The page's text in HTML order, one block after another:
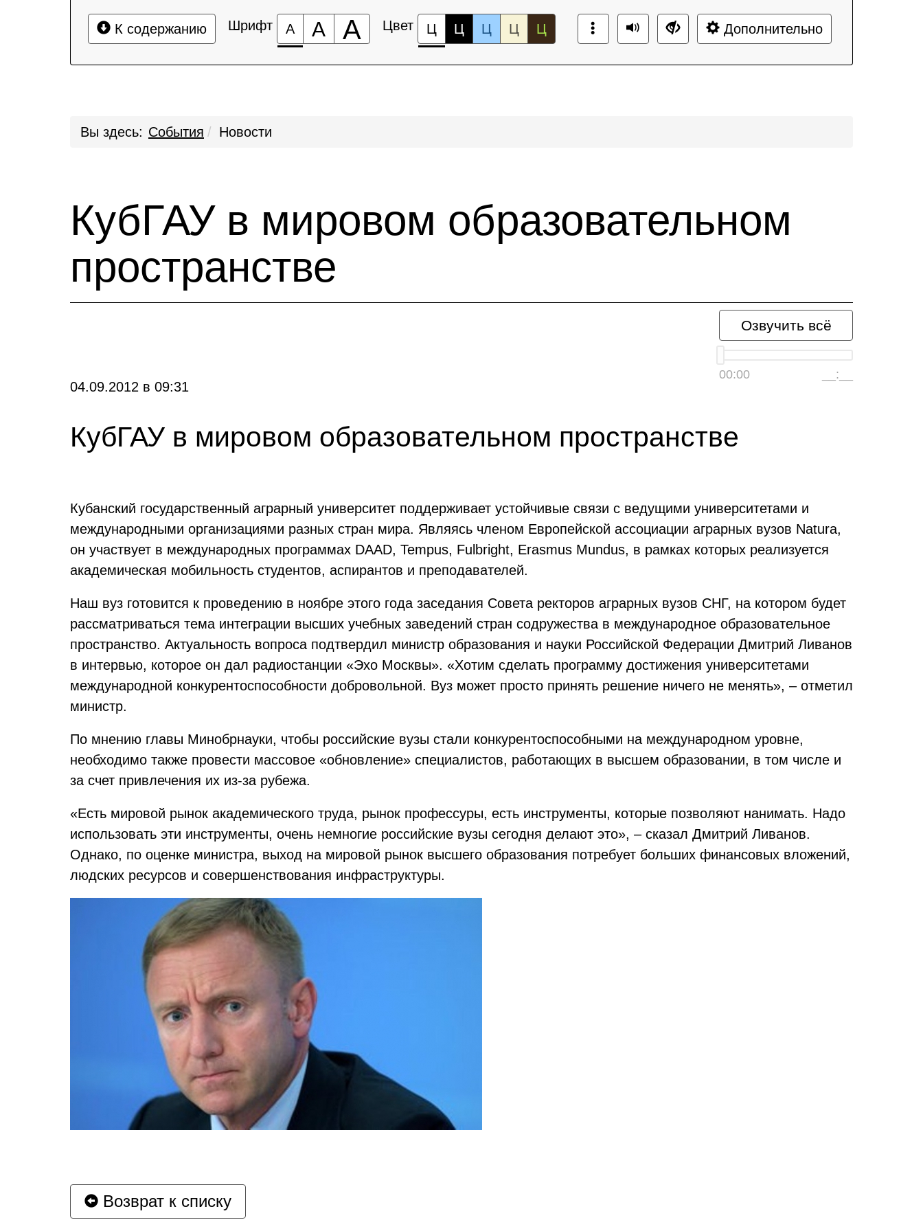
К содержанию Шрифт А А А Цвет Ц Ц Ц Ц Ц Дополнительно
Вы здесь: События Новости
КубГАУ в мировом образовательном
пространстве
Озвучить всё
00:00 __:__
04.09.2012 в 09:31
КубГАУ в мировом образовательном пространстве
Кубанский государственный аграрный университет поддерживает устойчивые связи с ведущими университетами и
международными организациями разных стран мира. Являясь членом Европейской ассоциации аграрных вузов Natura,
он участвует в международных программах DAAD, Tempus, Fulbright, Erasmus Mundus, в рамках которых реализуется
академическая мобильность студентов, аспирантов и преподавателей.
Наш вуз готовится к проведению в ноябре этого года заседания Совета ректоров аграрных вузов СНГ, на котором будет
рассматриваться тема интеграции высших учебных заведений стран содружества в международное образовательное
пространство. Актуальность вопроса подтвердил министр образования и науки Российской Федерации Дмитрий Ливанов
в интервью, которое он дал радиостанции «Эхо Москвы». «Хотим сделать программу достижения университетами
международной конкурентоспособности добровольной. Вуз может просто принять решение ничего не менять», – отметил
министр.
По мнению главы Минобрнауки, чтобы российские вузы стали конкурентоспособными на международном уровне,
необходимо также провести массовое «обновление» специалистов, работающих в высшем образовании, в том числе и
за счет привлечения их из-за рубежа.
«Есть мировой рынок академического труда, рынок профессуры, есть инструменты, которые позволяют нанимать. Надо
использовать эти инструменты, очень немногие российские вузы сегодня делают это», – сказал Дмитрий Ливанов.
Однако, по оценке министра, выход на мировой рынок высшего образования потребует больших финансовых вложений,
людских ресурсов и совершенствования инфраструктуры.
Возврат к списку